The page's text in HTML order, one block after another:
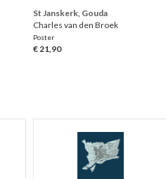
St Janskerk, Gouda
Charles van den Broek
Poster
€ 21,90